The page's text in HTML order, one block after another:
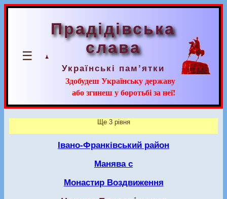
☰
Прадідівська
слава
Українські пам’ятки
Здобудеш Українську державу
або згинеш у боротьбі за неї!
Ще 3 рівня
Івано-Франківський район
Манява с
Монастир Воздвиження